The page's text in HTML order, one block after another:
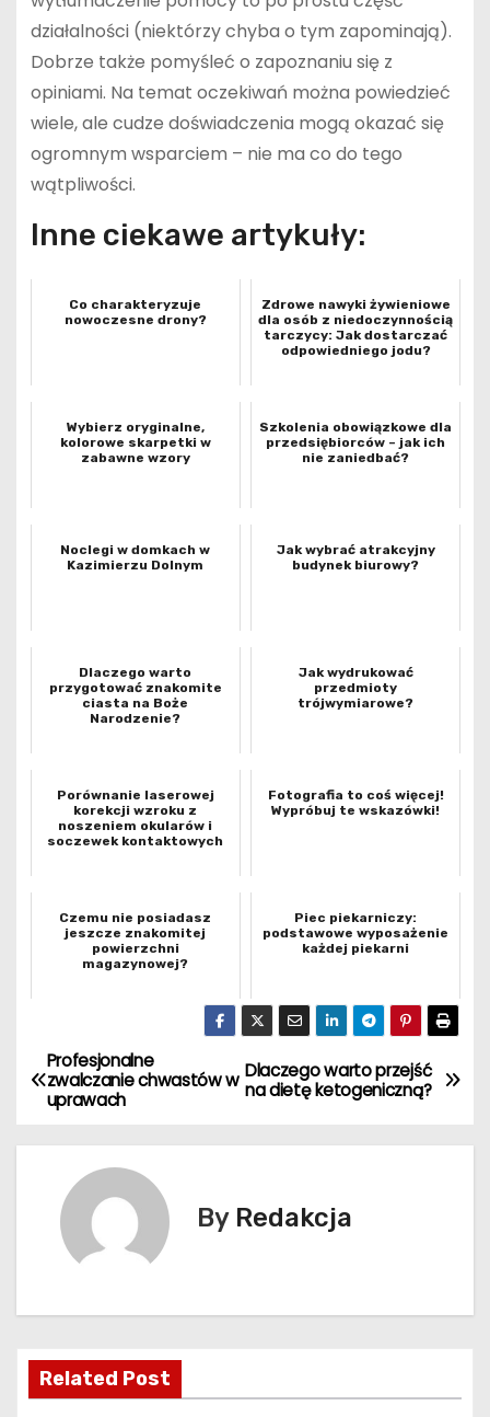
działalności (niektórzy chyba o tym zapominają).
Dobrze także pomyśleć o zapoznaniu się z
opiniami. Na temat oczekiwań można powiedzieć
wiele, ale cudze doświadczenia mogą okazać się
ogromnym wsparciem – nie ma co do tego
wątpliwości.
Inne ciekawe artykuły:
Co charakteryzuje
nowoczesne drony?
Zdrowe nawyki żywieniowe
dla osób z niedoczynnością
tarczycy: Jak dostarczać
odpowiedniego jodu?
Wybierz oryginalne,
kolorowe skarpetki w
zabawne wzory
Szkolenia obowiązkowe dla
przedsiębiorców – jak ich
nie zaniedbać?
Noclegi w domkach w
Kazimierzu Dolnym
Jak wybrać atrakcyjny
budynek biurowy?
Dlaczego warto
przygotować znakomite
ciasta na Boże
Narodzenie?
Jak wydrukować
przedmioty
trójwymiarowe?
Porównanie laserowej
korekcji wzroku z
noszeniem okularów i
soczewek kontaktowych
Fotografia to coś więcej!
Wypróbuj te wskazówki!
Czemu nie posiadasz
jeszcze znakomitej
powierzchni
magazynowej?
Piec piekarniczy:
podstawowe wyposażenie
każdej piekarni
N
a
c
j
Dlaczego warto przejść
na dietę ketogeniczną?
Profesjonalne
zwalczanie chwastów w
uprawach
By Redakcja
Related Post